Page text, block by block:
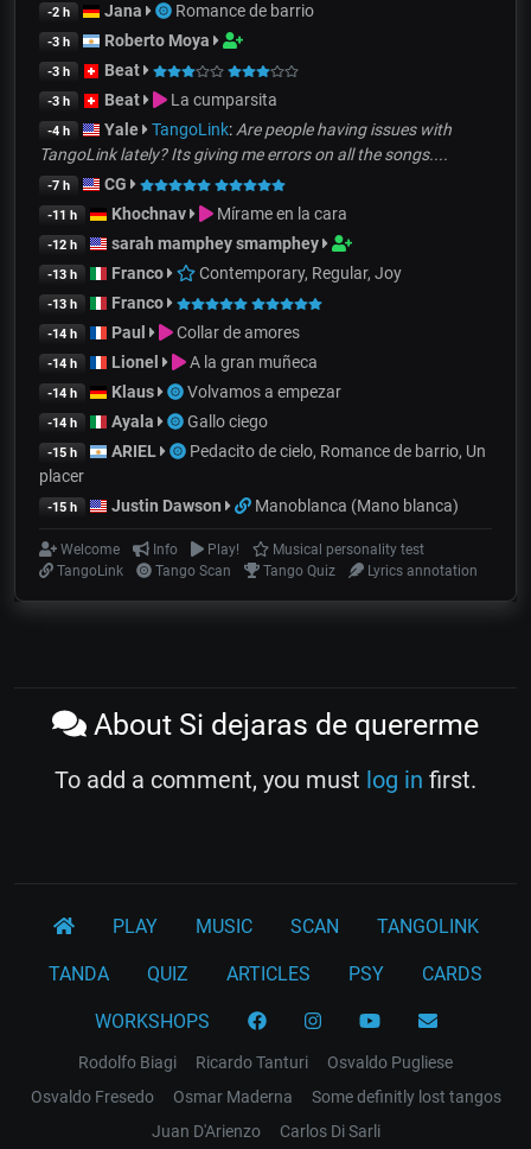
-2 h Jana Romance de barrio
-3 h Roberto Moya
-3 h Beat
-3 h Beat La cumparsita
-4 h Yale TangoLink: Are people having issues with
TangoLink lately? Its giving me errors on all the songs....
-7 h CG
-11 h Khochnav Mírame en la cara
-12 h sarah mamphey smamphey
-13 h Franco Contemporary, Regular, Joy
-13 h Franco
-14 h Paul Collar de amores
-14 h Lionel A la gran muñeca
-14 h Klaus Volvamos a empezar
-14 h Ayala Gallo ciego
-15 h ARIEL
Pedacito de cielo, Romance de barrio, Un
placer
-15 h Justin Dawson Manoblanca (Mano blanca)
Welcome Info Play!
Musical personality test
TangoLink
Tango Scan Tango Quiz Lyrics annotation
About Si dejaras de quererme
To add a comment, you must log in first.
PLAY MUSIC SCAN TANGOLINK
TANDA QUIZ ARTICLES PSY CARDS
WORKSHOPS
Rodolfo Biagi Ricardo Tanturi
Osvaldo Pugliese
Osvaldo Fresedo
Osmar Maderna
Some definitly lost tangos
Juan D'Arienzo
Carlos Di Sarli